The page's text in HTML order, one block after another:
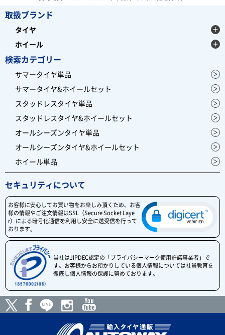
取扱ブランド
タイヤ
ホイール
検索カテゴリー
サマータイヤ単品
サマータイヤ&ホイールセット
スタッドレスタイヤ単品
スタッドレスタイヤ&ホイールセット
オールシーズンタイヤ単品
オールシーズンタイヤ&ホイールセット
ホイール単品
セキュリティについて
お客様に安心してお買い物をお楽しみ頂くため、お客
様の情報やご注文情報はSSL（Secure Socket Laye
r）による暗号化通信を利用し安全に送受信を行って
おります。
当社はJIPDEC認定の「プライバシーマーク使用許諾事業者」で
す。お客様からお預かりしている個人情報については社員教育を
徹底し個人情報の保護に努めております。